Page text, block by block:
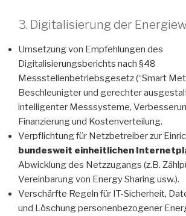
3. Digitalisierung der
Umsetzung von Empfehlungen des
Digitalisierungsberichts nach §48
Messstellenbetriebsgesetz (“Smart
Beschleunigter und gerechter
intelligenter Messsysteme,
Finanzierung und Kostenverteilung.
Verpflichtung für Netzbetreiber zur
bundesweit einheitlichen
Abwicklung des Netzzugangs (z.B.
Vereinbarung von Energy Sharing usw.).
Verschärfte Regeln für IT-Sicherheit,
und Löschung personenbezogener